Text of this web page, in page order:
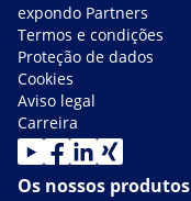
expondo Partners
Termos e condições
Proteção de dados
Cookies
Aviso legal
Carreira
Os nossos produtos